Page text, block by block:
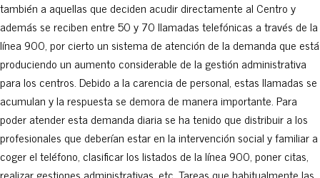
también a aquellas que deciden acudir directamente al Centro y
además se reciben entre 50 y 70 llamadas telefónicas a través de la
línea 900, por cierto un sistema de atención de la demanda que está
produciendo un aumento considerable de la gestión administrativa
para los centros. Debido a la carencia de personal, estas llamadas se
acumulan y la respuesta se demora de manera importante. Para
poder atender esta demanda diaria se ha tenido que distribuir a los
profesionales que deberían estar en la intervención social y familiar a
coger el teléfono, clasificar los listados de la línea 900, poner citas,